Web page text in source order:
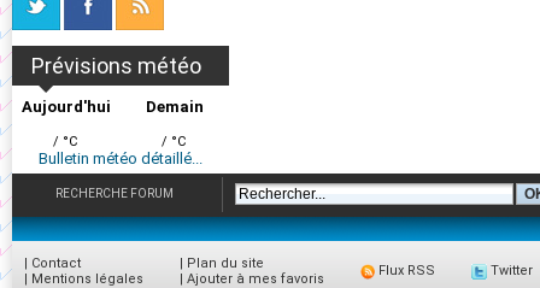
Prévisions météo
Aujourd'hui
/ °C
Demain
/ °C
Bulletin météo détaillé...
RECHERCHE FORUM
| Contact
| Mentions légales
| Plan du site
| Ajouter à mes favoris
Flux RSS Twitter